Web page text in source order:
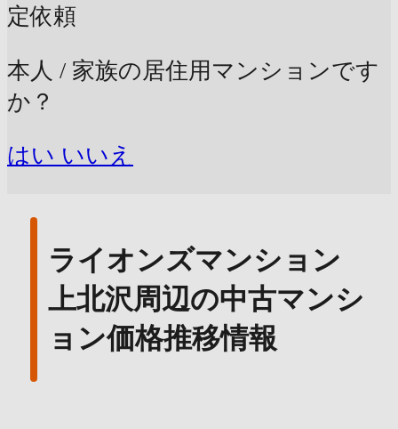
定依頼
本人 / 家族の居住用マンションです
か？
はい いいえ
ライオンズマンション
上北沢周辺の中古マンシ
ョン価格推移情報